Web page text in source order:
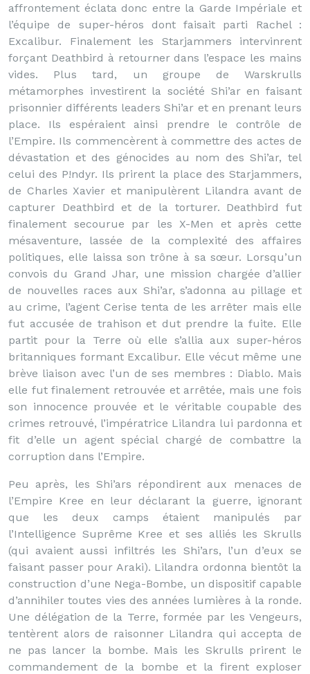
affrontement éclata donc entre la Garde Impériale et
l’équipe de super-héros dont faisait parti Rachel :
Excalibur. Finalement les Starjammers intervinrent
forçant Deathbird à retourner dans l’espace les mains
vides. Plus tard, un groupe de Warskrulls
métamorphes investirent la société Shi’ar en faisant
prisonnier différents leaders Shi’ar et en prenant leurs
place. Ils espéraient ainsi prendre le contrôle de
l’Empire. Ils commencèrent à commettre des actes de
dévastation et des génocides au nom des Shi’ar, tel
celui des P!ndyr. Ils prirent la place des Starjammers,
de Charles Xavier et manipulèrent Lilandra avant de
capturer Deathbird et de la torturer. Deathbird fut
finalement secourue par les X-Men et après cette
mésaventure, lassée de la complexité des affaires
politiques, elle laissa son trône à sa sœur. Lorsqu’un
convois du Grand Jhar, une mission chargée d’allier
de nouvelles races aux Shi’ar, s’adonna au pillage et
au crime, l’agent Cerise tenta de les arrêter mais elle
fut accusée de trahison et dut prendre la fuite. Elle
partit pour la Terre où elle s’allia aux super-héros
britanniques formant Excalibur. Elle vécut même une
brève liaison avec l’un de ses membres : Diablo. Mais
elle fut finalement retrouvée et arrêtée, mais une fois
son innocence prouvée et le véritable coupable des
crimes retrouvé, l’impératrice Lilandra lui pardonna et
fit d’elle un agent spécial chargé de combattre la
corruption dans l’Empire.
Peu après, les Shi’ars répondirent aux menaces de
l’Empire Kree en leur déclarant la guerre, ignorant
que les deux camps étaient manipulés par
l’Intelligence Suprême Kree et ses alliés les Skrulls
(qui avaient aussi infiltrés les Shi’ars, l’un d’eux se
faisant passer pour Araki). Lilandra ordonna bientôt la
construction d’une Nega-Bombe, un dispositif capable
d’annihiler toutes vies des années lumières à la ronde.
Une délégation de la Terre, formée par les Vengeurs,
tentèrent alors de raisonner Lilandra qui accepta de
ne pas lancer la bombe. Mais les Skrulls prirent le
commandement de la bombe et la firent exploser